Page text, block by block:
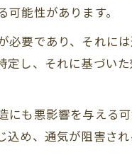
能性があります。
要であり、それに
し、それに基づい
にも悪影響を与える
め、通気が阻害さ